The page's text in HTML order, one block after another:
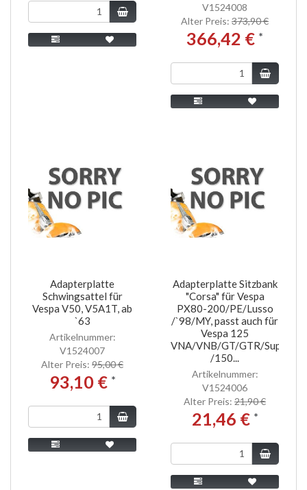
V1524008
Alter Preis: 373,90 €
366,42 € *
Adapterplatte
Schwingsattel für
Vespa V50, V5A1T, ab
`63
Artikelnummer:
V1524007
Alter Preis: 95,00 €
93,10 € *
Adapterplatte Sitzbank
"Corsa" für Vespa
PX80-200/PE/Lusso
/`98/MY, passt auch für
Vespa 125
VNA/VNB/GT/GTR/Super/TS
/150...
Artikelnummer:
V1524006
Alter Preis: 21,90 €
21,46 € *